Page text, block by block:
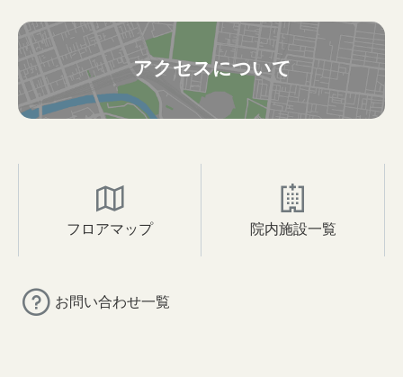
アクセスについて
フロアマップ 院内施設一覧
お問い合わせ一覧